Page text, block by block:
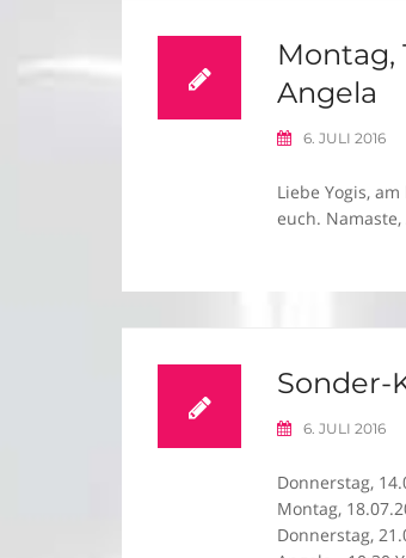
Montag,
Angela
6. JULI 2016
Liebe Yogis,
euch. Namaste,
Sonder-
6. JULI 2016
Donnerstag,
Montag,
Donnerstag,